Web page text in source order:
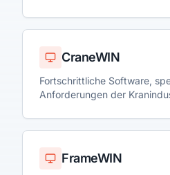
CraneWIN
Fortschrittliche Software,
Anforderungen der
FrameWIN